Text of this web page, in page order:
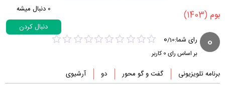
‏بوم‏ (1403)
0 دنبال میشه
دنبال کردن
0 رای شما: 0/10
بر اساس رای 0کاربر
برنامه تلویزیونی گفت و گو محور دو
آرشیوی